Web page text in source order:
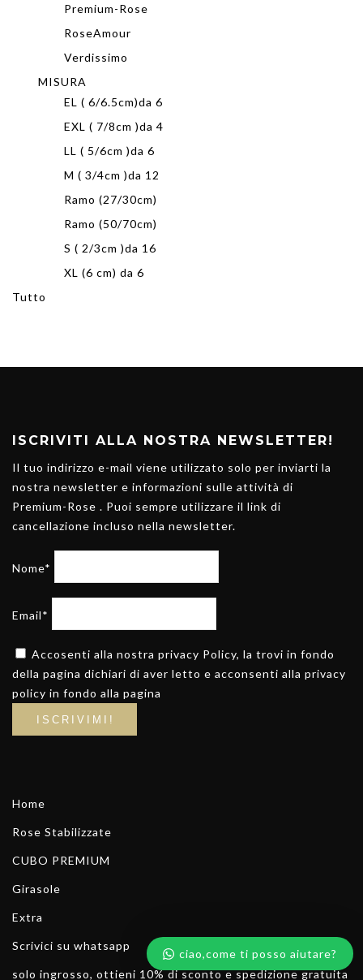
Premium-Rose
RoseAmour
Verdissimo
MISURA
EL ( 6/6.5cm)da 6
EXL ( 7/8cm )da 4
LL ( 5/6cm )da 6
M ( 3/4cm )da 12
Ramo (27/30cm)
Ramo (50/70cm)
S ( 2/3cm )da 16
XL (6 cm) da 6
Tutto
ISCRIVITI ALLA NOSTRA NEWSLETTER!
Il tuo indirizzo e-mail viene utilizzato solo per inviarti la
nostra newsletter e informazioni sulle attività di
Premium-Rose . Puoi sempre utilizzare il link di
cancellazione incluso nella newsletter.
Nome*
Email*
Accosenti alla nostra privacy Policy, la trovi in fondo
della pagina dichiari di aver letto e acconsenti alla privacy
policy in fondo alla pagina
Home
Rose Stabilizzate
CUBO PREMIUM
Girasole
Extra
Scrivici su whatsapp
solo ingrosso, ottieni 10% di sconto e spedizione gratuita
ciao,come ti posso aiutare?